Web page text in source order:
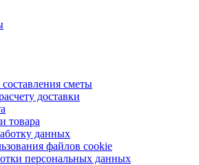
сметы
доставки
товара
данных
файлов cookie
персональных данных